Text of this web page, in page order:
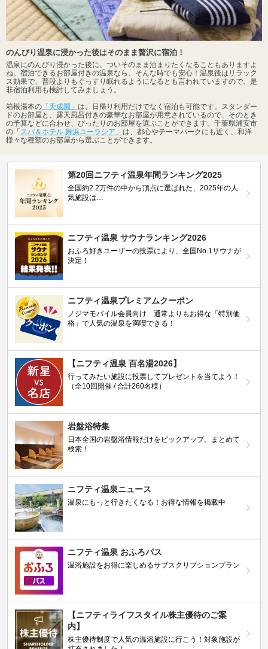
のんびり温泉に浸かった後はそのまま贅沢に宿泊！
温泉にのんびり浸かった後に、ついそのまま泊まりたくなることもありますよ
ね。宿泊できるお部屋付きの温泉なら、そんな時でも安心！温泉後はリラック
ス効果で、普段よりもぐっすり眠れるようになるとも言われていますので、是
非宿泊利用も検討してみましょう。
箱根湯本の 「天成園」 は、日帰り利用だけでなく宿泊も可能です。スタンダー
ドのお部屋と、露天風呂付きの豪華なお部屋が用意されているので、そのとき
の予算などに合わせ、ぴったりのお部屋を選ぶことができます。千葉県浦安市
の「 スパ＆ホテル 舞浜ユーラシア」 は、都心やテーマパークにも近く、和洋
様々な種類のお部屋から選ぶことができます。
第20回ニフティ温泉年間ランキング2025
全国約2.2万件の中から頂点に選ばれた、2025年の人
気施設は…
ニフティ温泉 サウナランキング2026
おふろ好きユーザーの投票により、全国No.1サウナが
決定！
ニフティ温泉プレミアムクーポン
ノジマモバイル会員向け 通常よりもお得な「特別価
格」で人気の温泉を満喫できる！
【ニフティ温泉 百名湯2026】
行ってみたい施設に投票してプレゼントを当てよう！
（全10回開催 / 合計260名様）
岩盤浴特集
日本全国の岩盤浴情報だけをピックアップ。まとめて
検索！
ニフティ温泉ニュース
温泉にもっと行きたくなる！お得な情報を掲載中
ニフティ温泉 おふろパス
温浴施設をお得に楽しめるサブスクリプションプラン
【ニフティライフスタイル株主優待のご案
内】
株主優待制度で人気の温浴施設に行こう！対象施設が